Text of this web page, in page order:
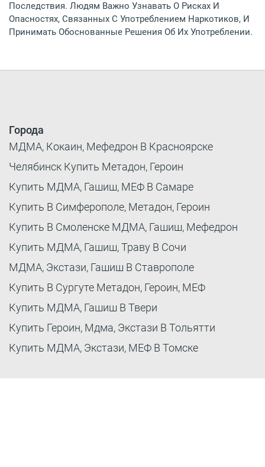
Последствия. Людям Важно Узнавать О Рисках И
Опасностях, Связанных С Употреблением Наркотиков, И
Принимать Обоснованные Решения Об Их Употреблении.
Города
МДМА, Кокаин, Мефедрон В Красноярске
Челябинск Купить Метадон, Героин
Купить МДМА, Гашиш, МЕФ В Самаре
Купить В Симферополе, Метадон, Героин
Купить В Смоленске МДМА, Гашиш, Мефедрон
Купить МДМА, Гашиш, Траву В Сочи
МДМА, Экстази, Гашиш В Ставрополе
Купить В Сургуте Метадон, Героин, МЕФ
Купить МДМА, Гашиш В Твери
Купить Героин, Мдма, Экстази В Тольятти
Купить МДМА, Экстази, МЕФ В Томске